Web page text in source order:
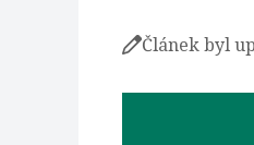
Článek byl